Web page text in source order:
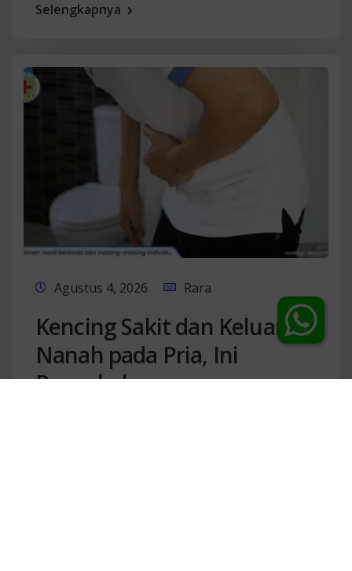
Selengkapnya
Agustus 4, 2026 Rara
Kencing Sakit dan Keluar
Nanah pada Pria, Ini
Penyebabnya